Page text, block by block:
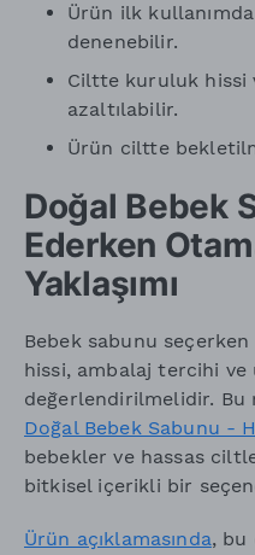
Ürün ilk
denenebilir.
Ciltte kuruluk hissi
azaltılabilir.
Ürün ciltte
Doğal Bebek
Ederken
Yaklaşımı
Bebek sabunu seçerken
hissi, ambalaj tercihi ve
değerlendirilmelidir. Bu
Doğal Bebek Sabunu -
bebekler ve hassas
bitkisel içerikli bir
Ürün açıklamasında, bu